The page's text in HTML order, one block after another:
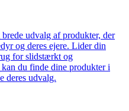
udvalg af produkter, der
og deres ejere. Lider din
for slidstærkt og
du finde dine produkter i
deres udvalg.